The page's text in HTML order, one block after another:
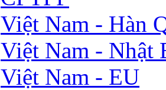
Việt Nam - Hàn
Việt Nam - Nhật
Việt Nam - EU